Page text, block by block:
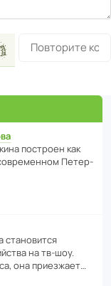
пост­роен как
совре­менном Пете­р­
стано­вится
на тв-шоу.
она приезжает…